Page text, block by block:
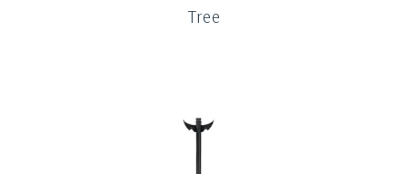
Tree